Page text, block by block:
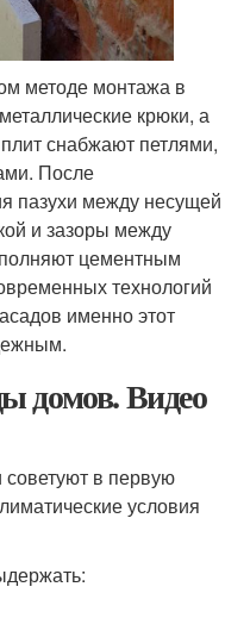
методе монтажа в
крюки, а
снабжают петлями,
После
пазухи между несущей
и зазоры между
цементным
технологий
именно этот
домов. Видео
в первую
условия